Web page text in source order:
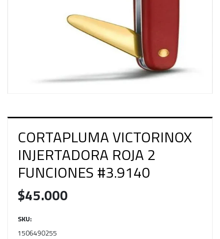
CORTAPLUMA VICTORINOX
INJERTADORA ROJA 2
FUNCIONES #3.9140
$45.000
SKU:
1506490255